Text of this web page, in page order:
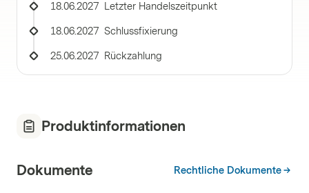
18.06.2027 Letzter Handelszeitpunkt
18.06.2027 Schlussfixierung
25.06.2027 Rückzahlung
Produktinformationen
Dokumente Rechtliche Dokumente